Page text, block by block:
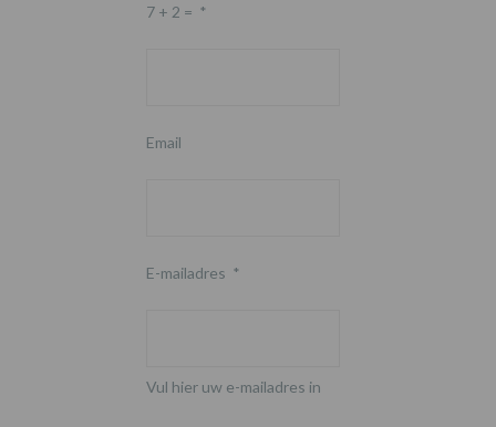
7 + 2 = *
Email
E-mailadres *
Vul hier uw e-mailadres in